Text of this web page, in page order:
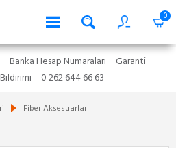
0
Banka Hesap Numaraları
Garanti
0 262 644 66 63
Fiber Aksesuarları